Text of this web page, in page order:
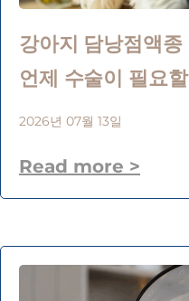
강아지 담낭점액
언제 수술이 필요
2026년 07월 13일
Read more >